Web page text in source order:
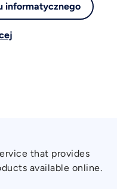
informatycznego
that provides
available online.